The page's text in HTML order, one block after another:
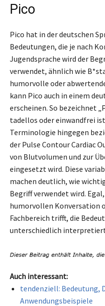
Pico
Pico hat in der deutschen
Bedeutungen, die je nach
Jugendsprache wird der
verwendet, ähnlich wie
humorvolle oder
kann Pico auch in einem
erscheinen. So bezeichnet
tadellos oder einwandfrei
Terminologie hingegen
der Pulse Contour Cardiac
von Blutvolumen und zur
eingesetzt wird. Diese
machen deutlich, wie
Begriff verwendet wird.
humorvollen Konversation
Fachbereich trifft, die
unterschiedlich
Auch interessant:
tendenziell: Bedeutung,
Anwendungsbeispiele